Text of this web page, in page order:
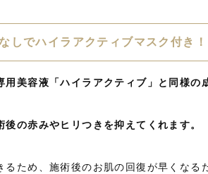
しでハイラアクティブマスク付き！
美容液「ハイラアクティブ」と同様の
の赤みやヒリつきを抑えてくれます。
ため、施術後のお肌の回復が早くなる